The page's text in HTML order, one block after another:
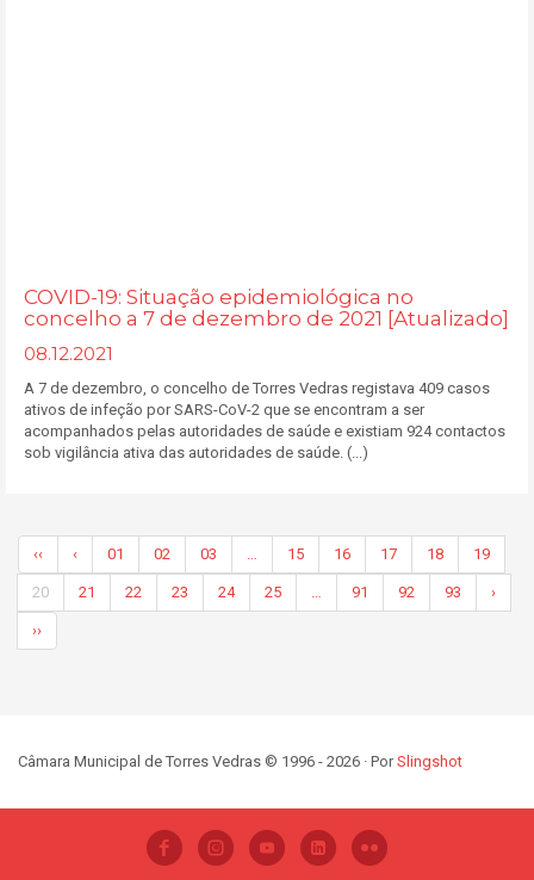
COVID-19: Situação epidemiológica no
concelho a 7 de dezembro de 2021 [Atualizado]
08.12.2021
A 7 de dezembro, o concelho de Torres Vedras registava 409 casos
ativos de infeção por SARS-CoV-2 que se encontram a ser
acompanhados pelas autoridades de saúde e existiam 924 contactos
sob vigilância ativa das autoridades de saúde. (...)
‹‹ ‹ 01 02 03 … 15 16 17 18 19
20 21 22 23 24 25 … 91 92 93 ›
››
Câmara Municipal de Torres Vedras © 1996 - 2026 · PorSlingshot